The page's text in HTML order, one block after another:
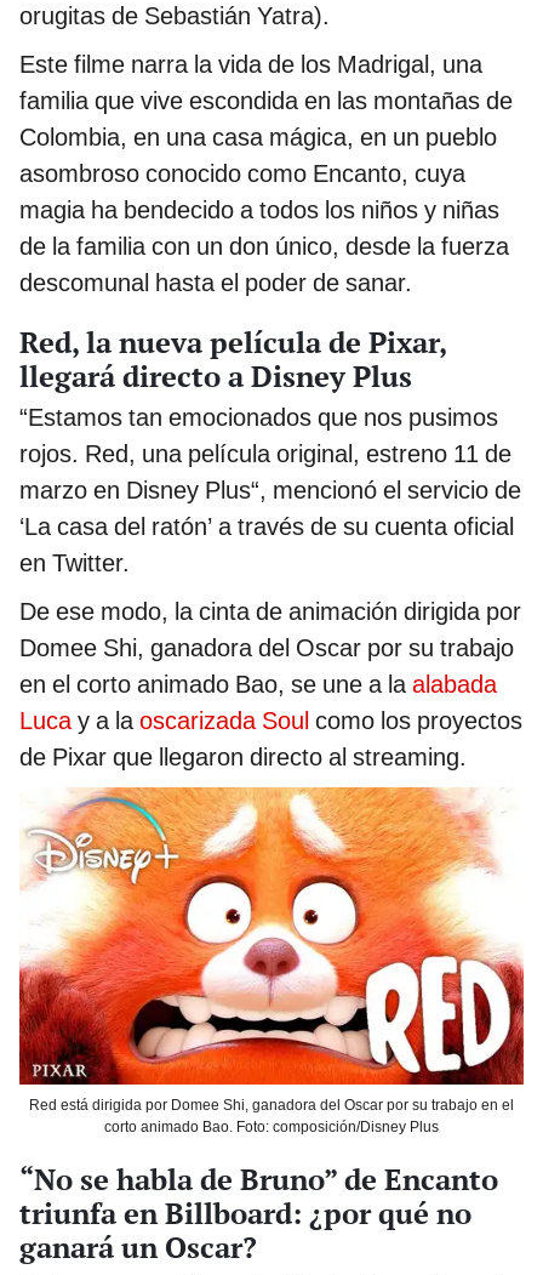
orugitas de Sebastián Yatra).
Este filme narra la vida de los Madrigal, una
familia que vive escondida en las montañas de
Colombia, en una casa mágica, en un pueblo
asombroso conocido como Encanto, cuya
magia ha bendecido a todos los niños y niñas
de la familia con un don único, desde la fuerza
descomunal hasta el poder de sanar.
Red, la nueva película de Pixar,
llegará directo a Disney Plus
“Estamos tan emocionados que nos pusimos
rojos. Red, una película original, estreno 11 de
marzo en Disney Plus“, mencionó el servicio de
‘La casa del ratón’ a través de su cuenta oficial
en Twitter.
De ese modo, la cinta de animación dirigida por
Domee Shi, ganadora del Oscar por su trabajo
en el corto animado Bao, se une a laalabada
Lucay a laoscarizada Soul como los proyectos
de Pixar que llegaron directo al streaming.
Red está dirigida por Domee Shi, ganadora del Oscar por su trabajo en el
corto animado Bao. Foto: composición/Disney Plus
“No se habla de Bruno” de Encanto
triunfa en Billboard: ¿por qué no
ganará un Oscar?